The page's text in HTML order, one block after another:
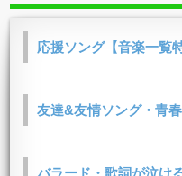
応援ソング【音楽一覧
友達&友情ソング・青
バラード・歌詞が泣け